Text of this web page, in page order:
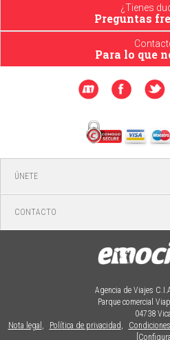
¿Tienes
Preguntas
Para lo que
ÚNETE
CONTACTO
Agencia de Viajes
Parque comercial
04738
Nota legal
Política de privacidad